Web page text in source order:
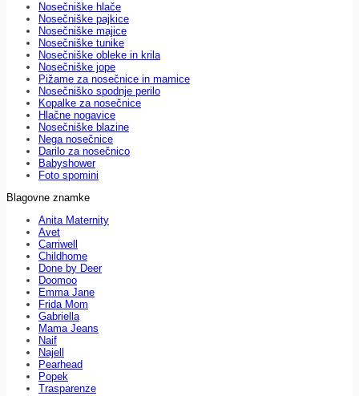
Nosečniške hlače
Nosečniške pajkice
Nosečniške majice
Nosečniške tunike
Nosečniške obleke in krila
Nosečniške jope
Pižame za nosečnice in mamice
Nosečniško spodnje perilo
Kopalke za nosečnice
Hlačne nogavice
Nosečniške blazine
Nega nosečnice
Darilo za nosečnico
Babyshower
Foto spomini
Blagovne znamke
Anita Maternity
Avet
Carriwell
Childhome
Done by Deer
Doomoo
Emma Jane
Frida Mom
Gabriella
Mama Jeans
Naif
Najell
Pearhead
Popek
Trasparenze